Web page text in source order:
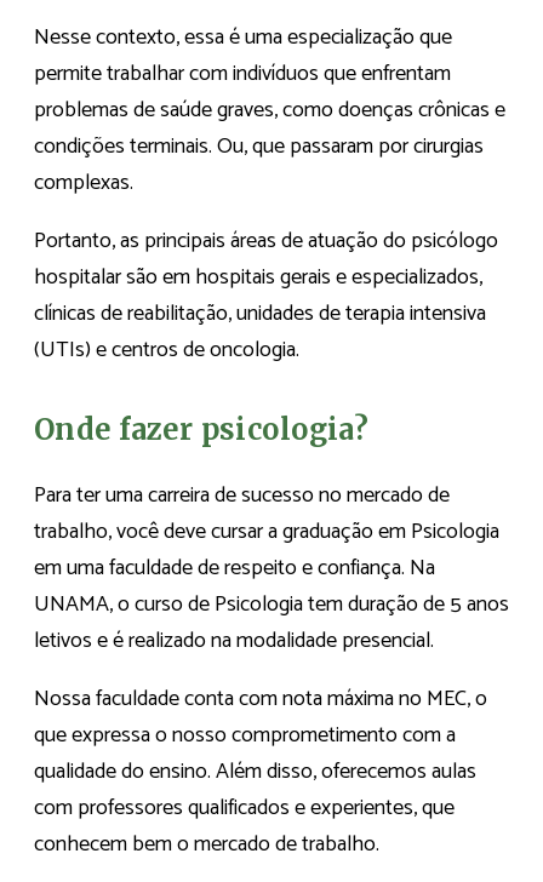
Nesse contexto, essa é uma especialização que
permite trabalhar com indivíduos que enfrentam
problemas de saúde graves, como doenças crônicas e
condições terminais. Ou, que passaram por cirurgias
complexas.
Portanto, as principais áreas de atuação do psicólogo
hospitalar são em hospitais gerais e especializados,
clínicas de reabilitação, unidades de terapia intensiva
(UTIs) e centros de oncologia.
Onde fazer psicologia?
Para ter uma carreira de sucesso no mercado de
trabalho, você deve cursar a graduação em Psicologia
em uma faculdade de respeito e confiança. Na
UNAMA, o curso de Psicologia tem duração de 5 anos
letivos e é realizado na modalidade presencial.
Nossa faculdade conta com nota máxima no MEC, o
que expressa o nosso comprometimento com a
qualidade do ensino. Além disso, oferecemos aulas
com professores qualificados e experientes, que
conhecem bem o mercado de trabalho.